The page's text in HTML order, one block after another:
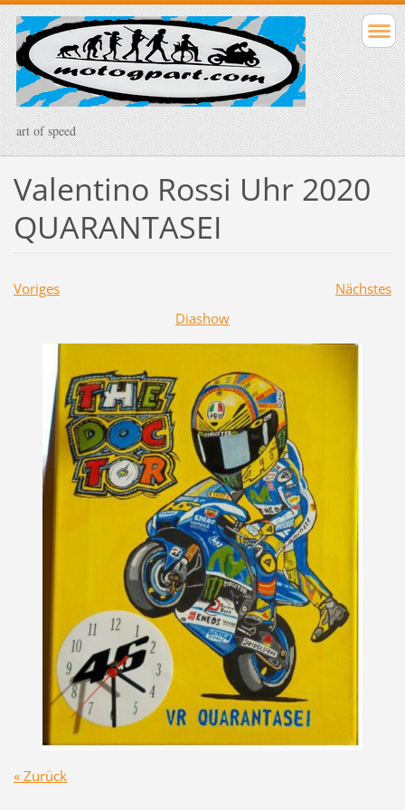
art of speed
Valentino Rossi Uhr 2020
QUARANTASEI
Voriges
Nächstes
Diashow
« Zurück